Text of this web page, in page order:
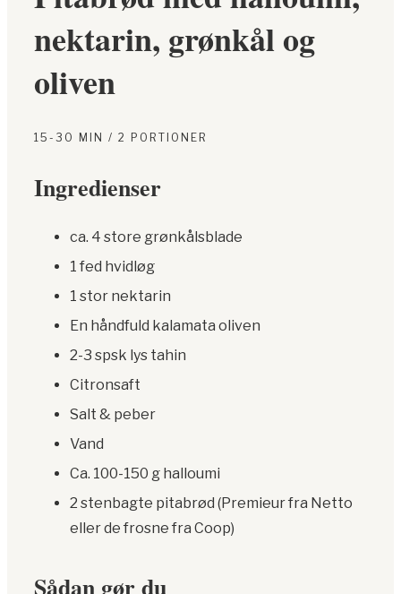
nektarin, grønkål og
oliven
15-30 MIN / 2 PORTIONER
Ingredienser
ca. 4 store grønkålsblade
1 fed hvidløg
1 stor nektarin
En håndfuld kalamata oliven
2-3 spsk lys tahin
Citronsaft
Salt & peber
Vand
Ca. 100-150 g halloumi
2 stenbagte pitabrød (Premieur fra Netto
eller de frosne fra Coop)
Sådan gør du